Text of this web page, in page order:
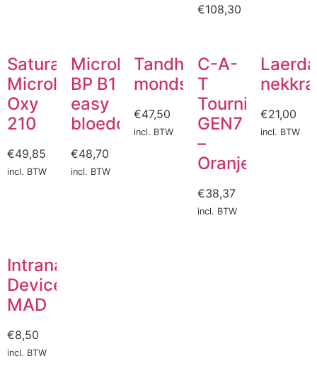
€108,30
Saturatiemeter
Microlife
Oxy
210
€49,85
incl. BTW
Microlife
BP B1
easy
bloeddrukmeter
€48,70
incl. BTW
Tandheelkundige
mondset
€47,50
incl. BTW
C-A-
T
Tourniquet
GEN7
–
Oranje
€38,37
incl. BTW
€21,00
incl. BTW
Intranasaal
Device
MAD
€8,50
incl. BTW